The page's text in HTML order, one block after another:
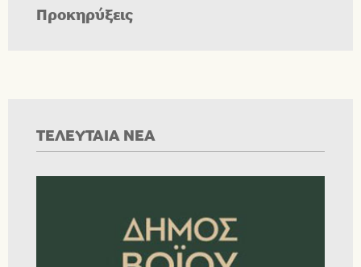
Προκηρύξεις
ΤΕΛΕΥΤΑΙΑ ΝΕΑ